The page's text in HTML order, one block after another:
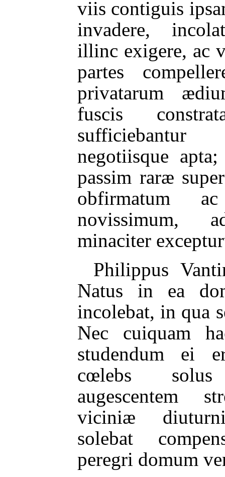
viis contiguis
invadere,
illinc exigere, ac
partes
privatarum
fuscis
negotiisque
passim raræ
obfirmatum
novissimum,
minaciter
Philippus
Natus in ea
incolebat, in qua
Nec cuiquam
studendum ei
cœlebs
augescentem
viciniæ
solebat
peregri domum